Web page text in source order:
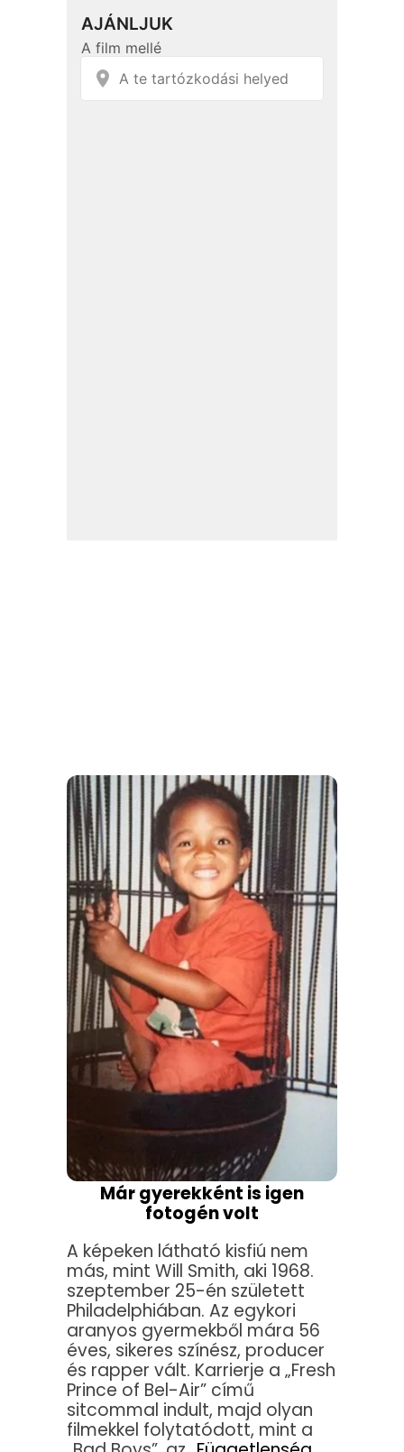
Már gyerekként is igen
fotogén volt
A képeken látható kisfiú nem
más, mint Will Smith, aki 1968.
szeptember 25-én született
Philadelphiában. Az egykori
aranyos gyermekből mára 56
éves, sikeres színész, producer
és rapper vált. Karrierje a „Fresh
Prince of Bel-Air” című
sitcommal indult, majd olyan
filmekkel folytatódott, mint a